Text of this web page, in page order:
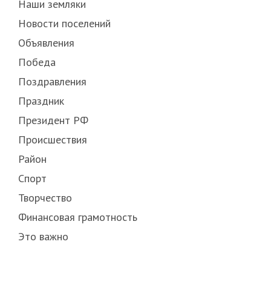
Наши земляки
Новости поселений
Объявления
Победа
Поздравления
Праздник
Президент РФ
Происшествия
Район
Спорт
Творчество
Финансовая грамотность
Это важно